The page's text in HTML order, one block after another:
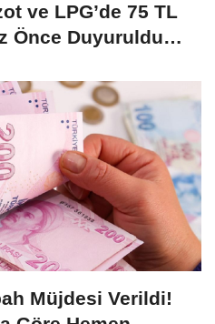
ve LPG’de 75 TL
Önce Duyuruldu!
Müjdesi Verildi!